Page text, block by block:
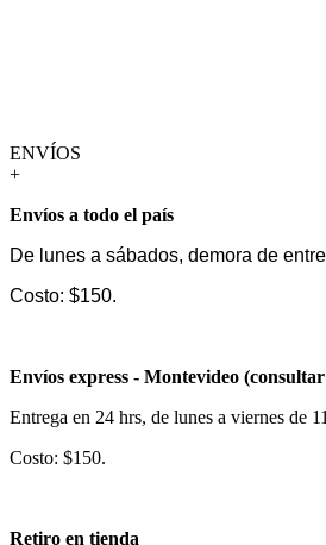
ENVÍOS
+
Envíos a todo el país
De lunes a sábados, demora de
Costo: $150.
Envíos express - Montevideo
Entrega en 24 hrs, de lunes a viernes de
Costo: $150.
Retiro en tienda